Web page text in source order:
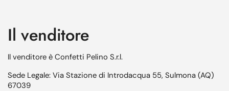
Il venditore
Il venditore è Confetti Pelino S.r.l.
Sede Legale: Via Stazione di Introdacqua 55, Sulmona (AQ)
67039